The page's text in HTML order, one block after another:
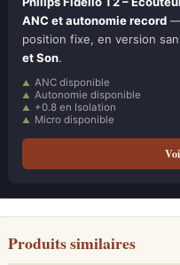
ANC et autonomie record —
position fixe, en version
et Son.
ANC disponible
Autonomie disponible
+0.8 en Isolation
Micro disponible
Produits similaires